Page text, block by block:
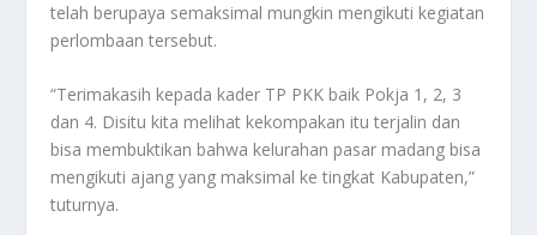
telah berupaya semaksimal mungkin mengikuti kegiatan
perlombaan tersebut.
“Terimakasih kepada kader TP PKK baik Pokja 1, 2, 3
dan 4. Disitu kita melihat kekompakan itu terjalin dan
bisa membuktikan bahwa kelurahan pasar madang bisa
mengikuti ajang yang maksimal ke tingkat Kabupaten,”
tuturnya.